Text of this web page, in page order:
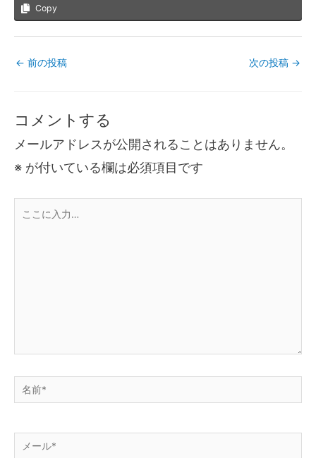
Copy
← 前の投稿 次の投稿 →
コメントする
メールアドレスが公開されることはありません。
※ が付いている欄は必須項目です